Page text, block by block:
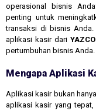
operasional bisnis
penting untuk
transaksi di bisnis
aplikasi kasir dari
pertumbuhan bisnis Anda.
Mengapa Aplikasi
Aplikasi kasir bukan
aplikasi kasir yang